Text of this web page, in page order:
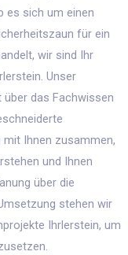
es sich um einen
für ein
wir sind Ihr
Unser
das Fachwissen
Ihnen zusammen,
und Ihnen
über die
stehen wir
Ihrlerstein, um